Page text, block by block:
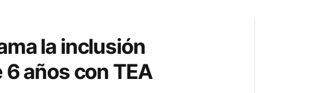
la inclusión
años con TEA